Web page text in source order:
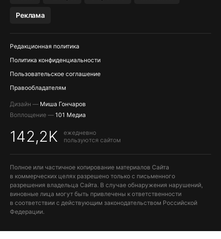
Реклама
Редакционная политика
Политика конфиденциальности
Пользовательское соглашение
Правообладателям
Дизайн — Миша Гончаров
Воплощение — 101 Медиа
142,2K
ежедневно
пользуются сайтом
Полное или частичное копирование материалов Сайта
в коммерческих целях разрешено только с письменного
разрешения владельца Сайта. В случае обнаружения нарушений,
виновные лица могут быть привлечены к ответственности
в соответствии с действующим законодательством Российской
Федерации.